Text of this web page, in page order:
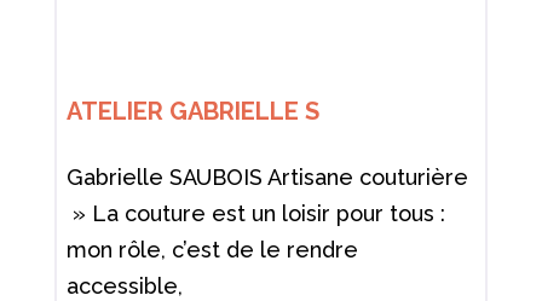
ATELIER GABRIELLE S
Gabrielle SAUBOIS Artisane couturière
» La couture est un loisir pour tous :
mon rôle, c’est de le rendre
accessible,